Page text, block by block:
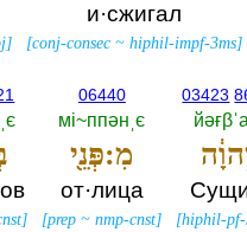
и·сжигал
[conj-consec ~hiphil-impf-3ms]
]
03423
[hiphil-pf-
06440
мi~ппәнˌє
מִ:פְּנֵ֖י
от·лица
[prep ~nmp-cnst]
]